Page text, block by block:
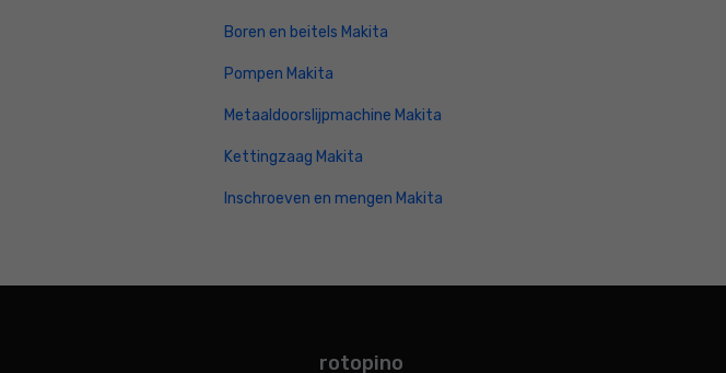
Boren en beitels Makita
Pompen Makita
Metaaldoorslijpmachine Makita
Kettingzaag Makita
Inschroeven en mengen Makita
rotopino